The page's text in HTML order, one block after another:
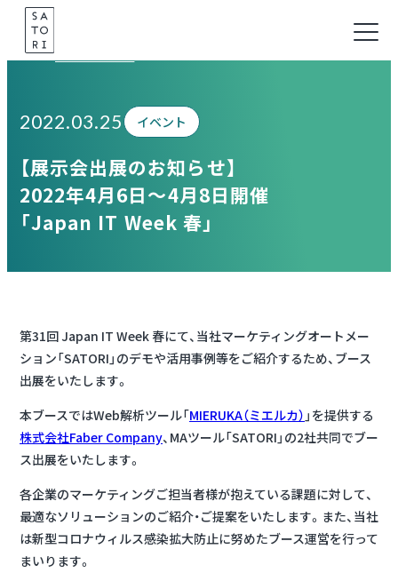
Skip
content
2022.03.25 イベント
【展示会出展のお知らせ】
2022年4月6日～4月8日開催
「Japan IT Week 春」
第31回 Japan IT Week 春にて、当社マーケティングオートメー
ション「SATORI」のデモや活用事例等をご紹介するため、ブース
出展をいたします。
本ブースではWeb解析ツール「MIERUKA（ミエルカ） 」を提供する
株式会社Faber Company、MAツール「SATORI」の2社共同でブー
ス出展をいたします。
各企業のマーケティングご担当者様が抱えている課題に対して、
最適なソリューションのご紹介・ご提案をいたします。また、当社
は新型コロナウィルス感染拡大防止に努めたブース運営を行って
まいります。